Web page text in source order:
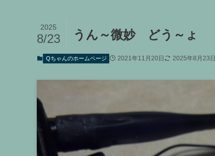
うん～微妙 どう～ょ
2025
8/23
Qちゃんのホームページ 2021年11月20日 2025年8月23日